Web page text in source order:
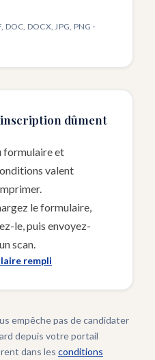
DOCX, JPG, PNG ·
dûment
formulaire et
valent
le formulaire,
le, puis envoyez-
scan.
rempli
empêche pas de candidater
depuis votre portail
dans les conditions